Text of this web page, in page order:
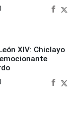
XIV: Chiclayo